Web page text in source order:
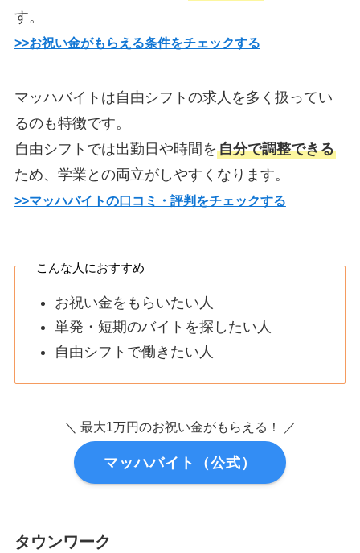
す。
>>お祝い金がもらえる条件をチェックする
マッハバイトは自由シフトの求人を多く扱ってい
るのも特徴です。
自由シフトでは出勤日や時間を自分で調整できる
ため、学業との両立がしやすくなります。
>>マッハバイトの口コミ・評判をチェックする
こんな人におすすめ
お祝い金をもらいたい人
単発・短期のバイトを探したい人
自由シフトで働きたい人
＼ 最大1万円のお祝い金がもらえる！ ／
マッハバイト（公式）
タウンワーク